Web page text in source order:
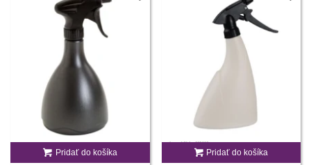
Pridať do košíka Pridať do košíka